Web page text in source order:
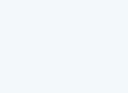
se mêlent aux
et douceurs
parle de lui même
musicale dans